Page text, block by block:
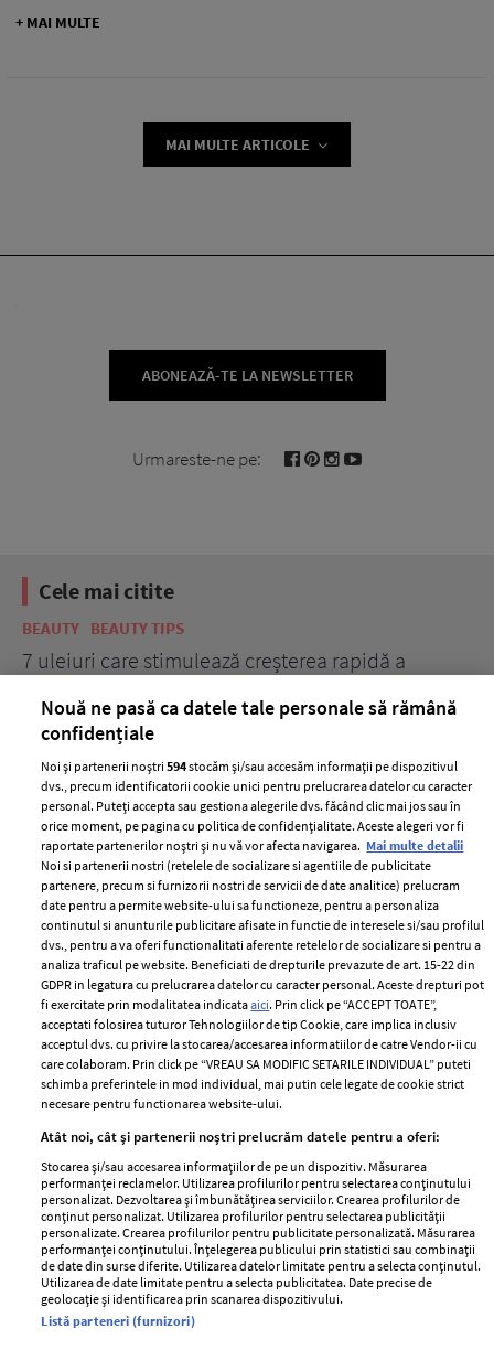
+ MAI MULTE
MAI MULTE ARTICOLE
ABONEAZĂ-TE LA NEWSLETTER
Urmareste-ne pe:
Cele mai citite
BEAUTY BEAUTY TIPS
7 uleiuri care stimulează creșterea rapidă a
ELLE Style Awards
2024
Despre ELLE
Romania
Contact
Abonamente
Termeni si conditii
Politica de
confidențialitate
Politica de cookies
Publicitate
GSP
Unica
Baby
Retete
femei
Viva
Avantaje
Retete practice
Pariază responsabil! Decizia ONJN nr. 821/25.09.2025.
Jocurile de noroc sunt interzise minorilor.
Nouă ne pasă ca datele tale personale să rămână
confidențiale
Noi și partenerii noștri594stocăm și/sau accesăm informații pe dispozitivul
dvs., precum identificatorii cookie unici pentru prelucrarea datelor cu caracter
personal. Puteți accepta sau gestiona alegerile dvs. făcând clic mai jos sau în
orice moment, pe pagina cu politica de confidențialitate. Aceste alegeri vor fi
raportate partenerilor noștri și nu vă vor afecta navigarea. Mai multe detalii
Noi si partenerii nostri (retelele de socializare si agentiile de publicitate
partenere, precum si furnizorii nostri de servicii de date analitice) prelucram
date pentru a permite website-ului sa functioneze, pentru a personaliza
continutul si anunturile publicitare afisate in functie de interesele si/sau profilul
dvs., pentru a va oferi functionalitati aferente retelelor de socializare si pentru a
analiza traficul pe website. Beneficiati de drepturile prevazute de art. 15-22 din
GDPR in legatura cu prelucrarea datelor cu caracter personal. Aceste drepturi pot
fi exercitate prin modalitatea indicataaici. Prin click pe “ACCEPT TOATE”,
acceptati folosirea tuturor Tehnologiilor de tip Cookie, care implica inclusiv
acceptul dvs. cu privire la stocarea/accesarea informatiilor de catre Vendor-ii cu
care colaboram. Prin click pe “VREAU SA MODIFIC SETARILE INDIVIDUAL” puteti
schimba preferintele in mod individual, mai putin cele legate de cookie strict
necesare pentru functionarea website-ului.
Atât noi, cât și partenerii noștri prelucrăm datele pentru a oferi:
Stocarea și/sau accesarea informațiilor de pe un dispozitiv. Măsurarea
performanței reclamelor. Utilizarea profilurilor pentru selectarea conținutului
personalizat. Dezvoltarea și îmbunătățirea serviciilor. Crearea profilurilor de
conținut personalizat. Utilizarea profilurilor pentru selectarea publicității
personalizate. Crearea profilurilor pentru publicitate personalizată. Măsurarea
performanței conținutului. Înțelegerea publicului prin statistici sau combinații
de date din surse diferite. Utilizarea datelor limitate pentru a selecta conținutul.
Utilizarea de date limitate pentru a selecta publicitatea. Date precise de
geolocație și identificarea prin scanarea dispozitivului.
Listă parteneri (furnizori)